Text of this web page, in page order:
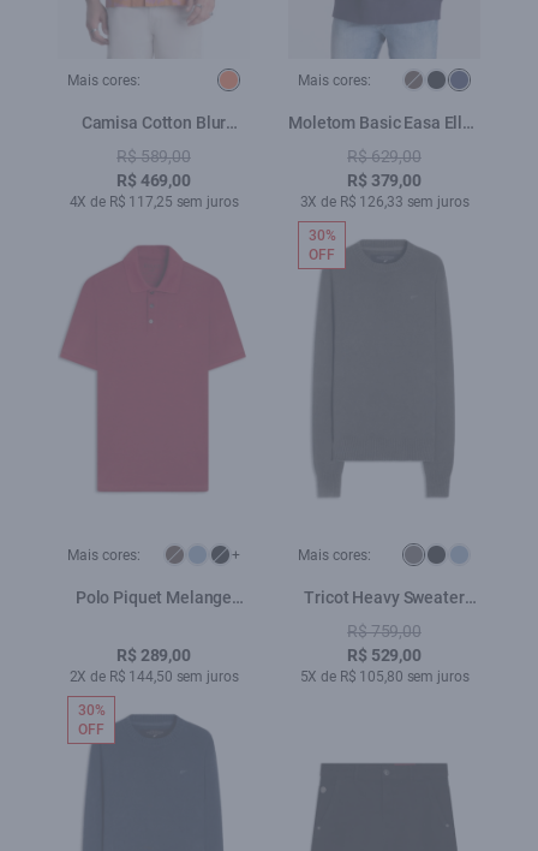
Mais cores:
Camisa Cotton Blur
Folhagem American
Laranja
R$ 589,00
R$ 469,00
4X de R$ 117,25 sem juros
Mais cores:
Moletom Basic Easa Ellus
Dark Navy
R$ 629,00
R$ 379,00
3X de R$ 126,33 sem juros
Mais cores: +
Polo Piquet Melange
R$ 289,00
2X de R$ 144,50 sem juros
Mais cores:
Tricot Heavy Sweater
Cinza
R$ 759,00
R$ 529,00
5X de R$ 105,80 sem juros
30%
OFF
30%
OFF